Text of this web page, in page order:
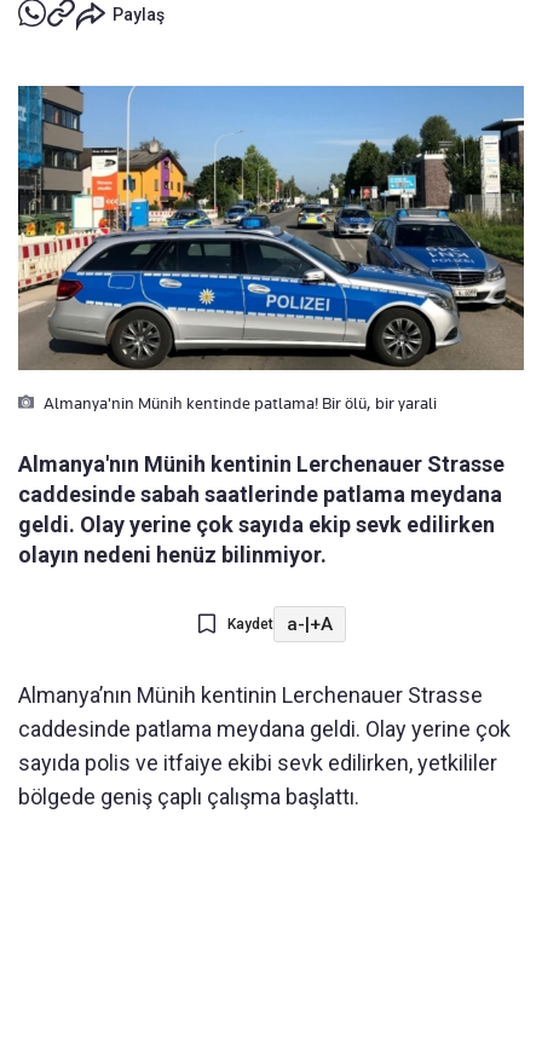
Paylaş
Almanya'nin Münih kentinde patlama! Bir ölü, bir yarali
Almanya'nın Münih kentinin Lerchenauer Strasse
caddesinde sabah saatlerinde patlama meydana
geldi. Olay yerine çok sayıda ekip sevk edilirken
olayın nedeni henüz bilinmiyor.
Kaydet a-|+A
Almanya’nın Münih kentinin Lerchenauer Strasse
caddesinde patlama meydana geldi. Olay yerine çok
sayıda polis ve itfaiye ekibi sevk edilirken, yetkililer
bölgede geniş çaplı çalışma başlattı.